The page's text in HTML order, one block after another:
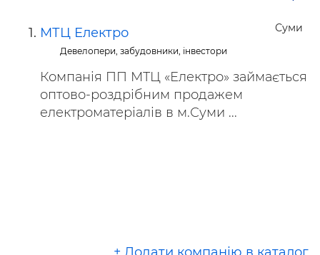
Суми
МТЦ Електро
Девелопери, забудовники, інвестори
Компанія ПП МТЦ «Електро» займається
оптово-роздрібним продажем
електроматеріалів в м.Суми ...